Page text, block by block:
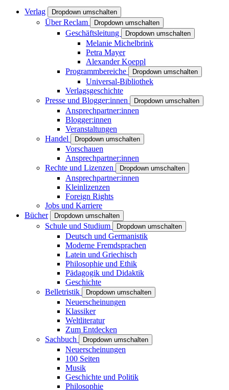
Verlag Dropdown umschalten
Über Reclam Dropdown umschalten
Geschäftsleitung Dropdown umschalten
Melanie Michelbrink
Petra Mayer
Alexander Koeppl
Programmbereiche
Dropdown umschalten
Universal-Bibliothek
Verlagsgeschichte
Presse und Blogger:innen
Dropdown umschalten
Ansprechpartner:innen
Blogger:innen
Veranstaltungen
Handel
Dropdown umschalten
Vorschauen
Ansprechpartner:innen
Rechte und Lizenzen
Dropdown umschalten
Ansprechpartner:innen
Kleinlizenzen
Foreign Rights
Jobs und Karriere
Bücher
Dropdown umschalten
Schule und Studium Dropdown umschalten
Deutsch und Germanistik
Moderne Fremdsprachen
Latein und Griechisch
Philosophie und Ethik
Pädagogik und Didaktik
Geschichte
Belletristik
Dropdown umschalten
Neuerscheinungen
Klassiker
Weltliteratur
Zum Entdecken
Sachbuch
Dropdown umschalten
Neuerscheinungen
100 Seiten
Musik
Geschichte und Politik
Philosophie